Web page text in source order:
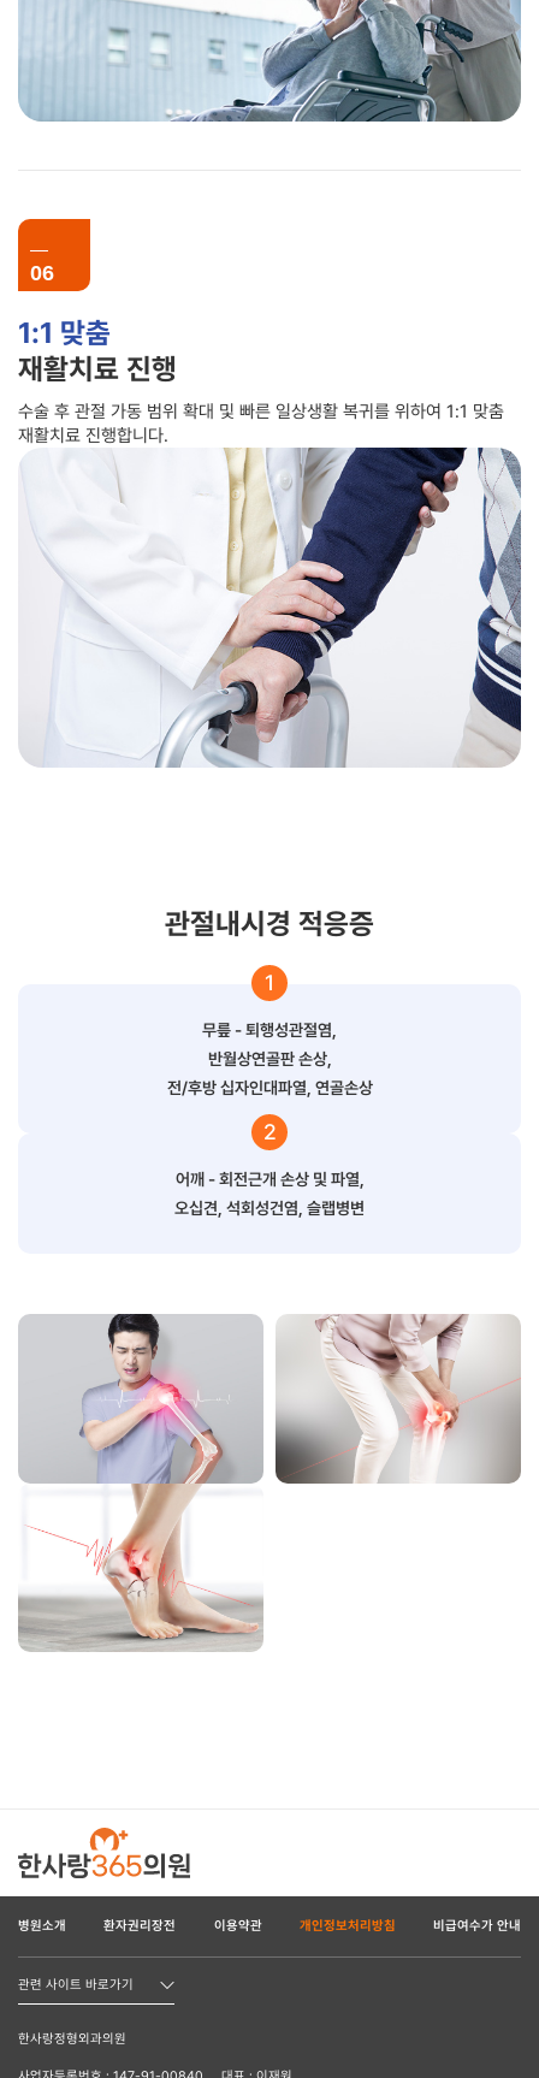
06
1:1 맞춤
재활치료 진행
수술 후 관절 가동 범위 확대 및 빠른 일상생활 복귀를 위하여 1:1 맞춤
재활치료 진행합니다.
관절내시경 적응증
1
무릎 - 퇴행성관절염,
반월상연골판 손상,
전/후방 십자인대파열, 연골손상
2
어깨 - 회전근개 손상 및 파열,
오십견, 석회성건염, 슬랩병변
병원소개 환자권리장전 이용약관 개인정보처리방침 비급여수가 안내
한사랑정형외과의원
관련 사이트 바로가기